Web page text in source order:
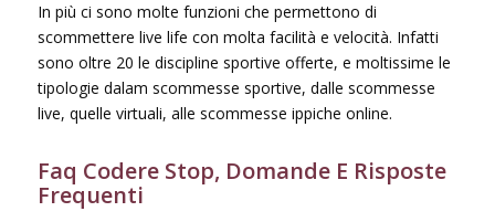
In più ci sono molte funzioni che permettono di
scommettere live life con molta facilità e velocità. Infatti
sono oltre 20 le discipline sportive offerte, e moltissime le
tipologie dalam scommesse sportive, dalle scommesse
live, quelle virtuali, alle scommesse ippiche online.
Faq Codere Stop, Domande E Risposte
Frequenti